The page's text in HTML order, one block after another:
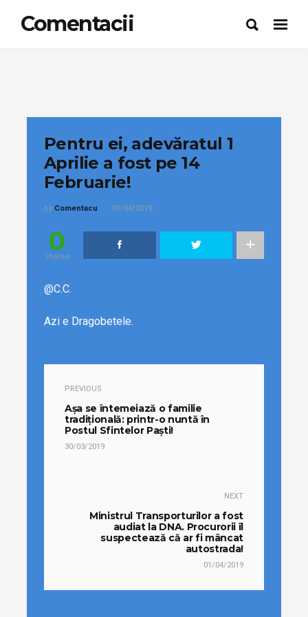
Comentacii
Pentru ei, adevăratul 1
Aprilie a fost pe 14
Februarie!
by Comentacu 01/04/2019
0
Shares
@C.C.
Azi e Dragobetele.
PREVIOUS
Așa se întemeiază o familie
tradițională: printr-o nuntă în
Postul Sfintelor Paști!
30/03/2019
NEXT
Ministrul Transporturilor a fost
audiat la DNA. Procurorii îl
suspectează că ar fi mâncat
autostrada!
01/04/2019